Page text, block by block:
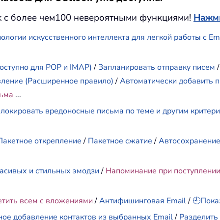
более чем100 невероятными функциями!
искусственного интеллекта для легкой работы
для POP и IMAP)/Запланировать отправку писем
(Расширенное правило)/Автоматически добавить
...
вредоносные письма по теме и другим
открепление/ Пакетное сжатие/
и стильных эмодзи/ Напоминание при
всем с вложениями /Антифишинговая Email/
добавление контактов из выбранных Email/